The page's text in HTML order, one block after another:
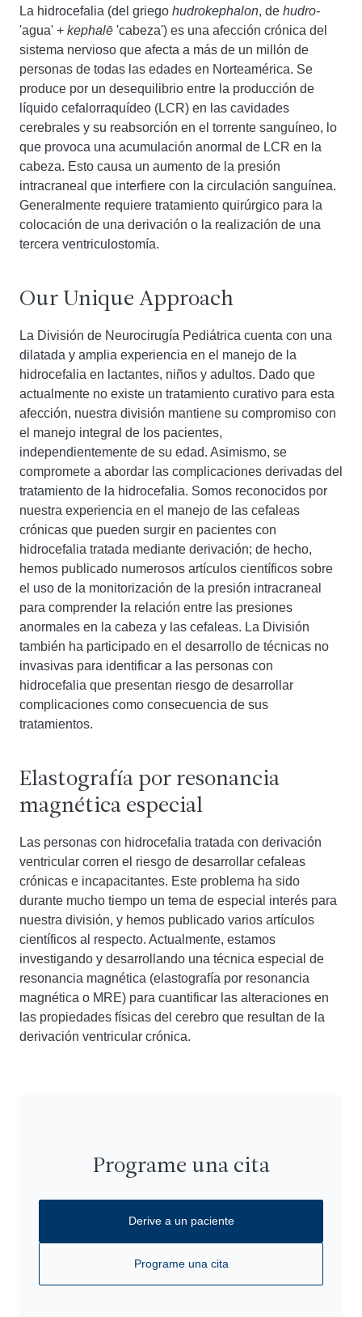
La hidrocefalia (del griego hudrokephalon, de hudro-
'agua' + kephalē 'cabeza') es una afección crónica del
sistema nervioso que afecta a más de un millón de
personas de todas las edades en Norteamérica. Se
produce por un desequilibrio entre la producción de
líquido cefalorraquídeo (LCR) en las cavidades
cerebrales y su reabsorción en el torrente sanguíneo, lo
que provoca una acumulación anormal de LCR en la
cabeza. Esto causa un aumento de la presión
intracraneal que interfiere con la circulación sanguínea.
Generalmente requiere tratamiento quirúrgico para la
colocación de una derivación o la realización de una
tercera ventriculostomía.
Our Unique Approach
La División de Neurocirugía Pediátrica cuenta con una
dilatada y amplia experiencia en el manejo de la
hidrocefalia en lactantes, niños y adultos. Dado que
actualmente no existe un tratamiento curativo para esta
afección, nuestra división mantiene su compromiso con
el manejo integral de los pacientes,
independientemente de su edad. Asimismo, se
compromete a abordar las complicaciones derivadas del
tratamiento de la hidrocefalia. Somos reconocidos por
nuestra experiencia en el manejo de las cefaleas
crónicas que pueden surgir en pacientes con
hidrocefalia tratada mediante derivación; de hecho,
hemos publicado numerosos artículos científicos sobre
el uso de la monitorización de la presión intracraneal
para comprender la relación entre las presiones
anormales en la cabeza y las cefaleas. La División
también ha participado en el desarrollo de técnicas no
invasivas para identificar a las personas con
hidrocefalia que presentan riesgo de desarrollar
complicaciones como consecuencia de sus
tratamientos.
Elastografía por resonancia
magnética especial
Las personas con hidrocefalia tratada con derivación
ventricular corren el riesgo de desarrollar cefaleas
crónicas e incapacitantes. Este problema ha sido
durante mucho tiempo un tema de especial interés para
nuestra división, y hemos publicado varios artículos
científicos al respecto. Actualmente, estamos
investigando y desarrollando una técnica especial de
resonancia magnética (elastografía por resonancia
magnética o MRE) para cuantificar las alteraciones en
las propiedades físicas del cerebro que resultan de la
derivación ventricular crónica.
Programe una cita
Derive a un paciente
Programe una cita